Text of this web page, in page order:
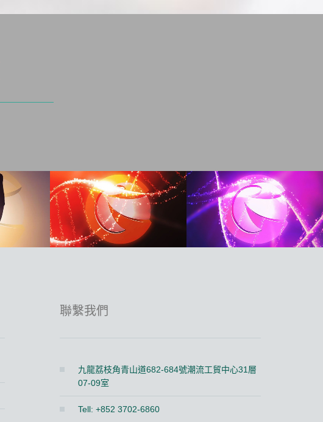
聯繫我們
九龍荔枝角青山道682-684號潮流工貿中心31層
07-09室
Tell: +852 3702-6860